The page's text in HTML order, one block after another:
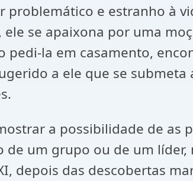
problemático e estranho à
se apaixona por uma
la em casamento,
a ele que se submeta
a possibilidade de as
um grupo ou de um
depois das descobertas